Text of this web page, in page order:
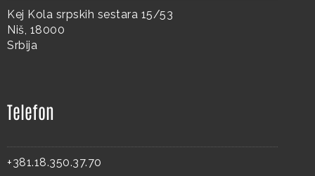
Kej Kola srpskih sestara 15/53
Niš, 18000
Srbija
Telefon
+381.18.350.37.70